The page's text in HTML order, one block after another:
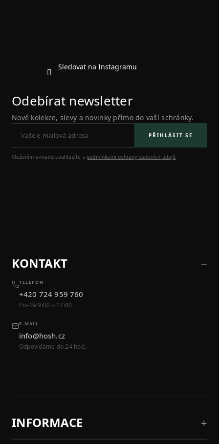
Sledovat na Instagramu
Odebírat newsletter
Nové kolekce, slevy a novinky přímo do vaší schránky.
PŘIHLÁSIT SE
Vložením e-mailu souhlasíte s podmínkami ochrany osobních údajů
KONTAKT
TELEFON
+420 724 959 760
Po–Pá 9:00 – 17:00
E-MAIL
info@hosh.cz
Odpovídáme do 24 hod.
INFORMACE